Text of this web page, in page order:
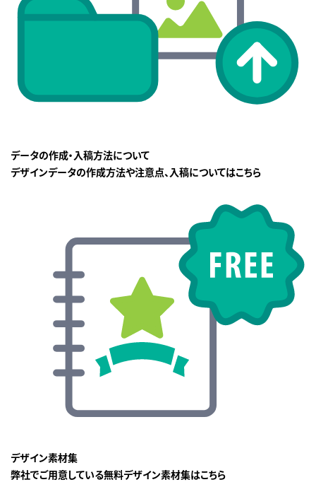
データの作成・入稿方法について
デザインデータの作成方法や注意点、入稿についてはこちら
デザイン素材集
弊社でご用意している無料デザイン素材集はこちら